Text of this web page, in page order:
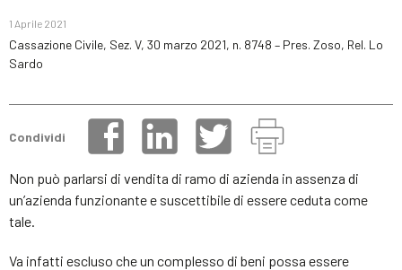
1 Aprile 2021
Cassazione Civile, Sez. V, 30 marzo 2021, n. 8748 – Pres. Zoso, Rel. Lo
Sardo
Condividi
Non può parlarsi di vendita di ramo di azienda in assenza di
un’azienda funzionante e suscettibile di essere ceduta come
tale.
Va infatti escluso che un complesso di beni possa essere